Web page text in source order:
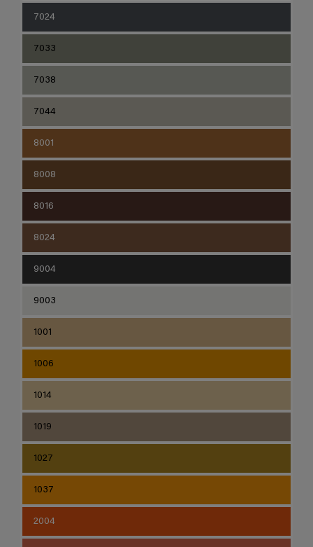
7024
7033
7038
7044
8001
8008
8016
8024
9004
9003
1001
1006
1014
1019
1027
1037
2004